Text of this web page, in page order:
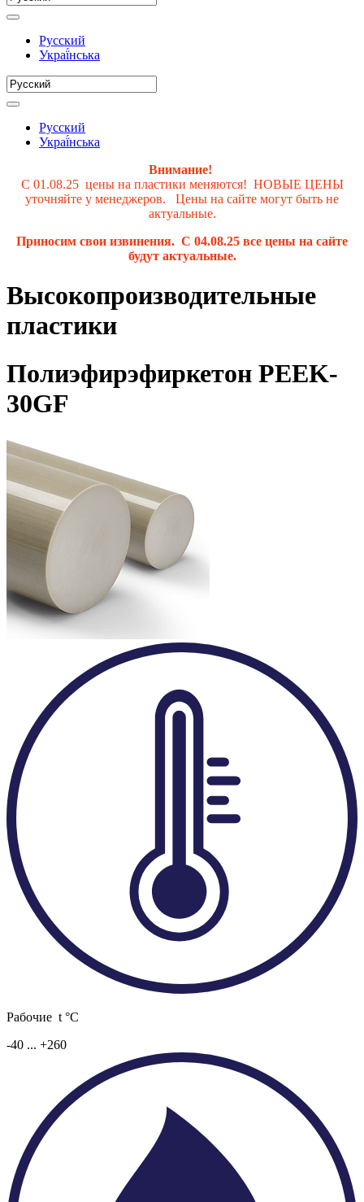
Русский
Украї́нська
Русский
Украї́нська
Внимание!
С 01.08.25 цены на пластики меняются! НОВЫЕ ЦЕНЫ
уточняйте у менеджеров. Цены на сайте могут быть не
актуальные.
Приносим свои извинения. С 04.08.25 все цены на сайте
будут актуальные.
Высокопроизводительные
пластики
Полиэфирэфиркетон PEEK-
30GF
Рабочие t °C
-40 ... +260